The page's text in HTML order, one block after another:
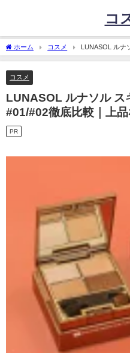
コ
ホーム コスメ
LUNASOL ルナ
較｜上品な立体感を叶える人気ア
コスメ
LUNASOL ルナソル ス
#01/#02徹底比較｜上
PR